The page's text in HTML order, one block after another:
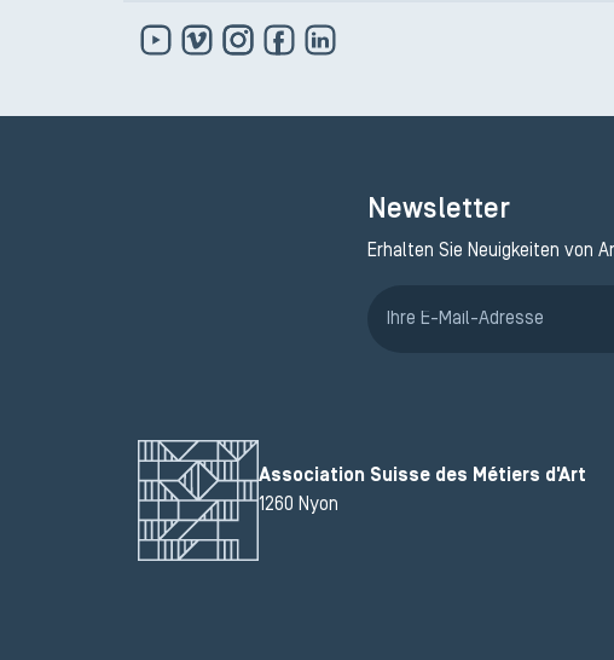
Newsletter
Erhalten Sie Neuigkeiten von
Association Suisse des Métiers d'Art
1260 Nyon